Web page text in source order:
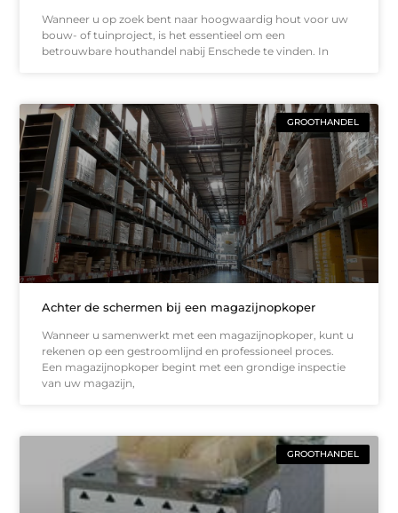
Wanneer u op zoek bent naar hoogwaardig hout voor uw
bouw- of tuinproject, is het essentieel om een
betrouwbare houthandel nabij Enschede te vinden. In
GROOTHANDEL
Achter de schermen bij een magazijnopkoper
Wanneer u samenwerkt met een magazijnopkoper, kunt u
rekenen op een gestroomlijnd en professioneel proces.
Een magazijnopkoper begint met een grondige inspectie
van uw magazijn,
GROOTHANDEL